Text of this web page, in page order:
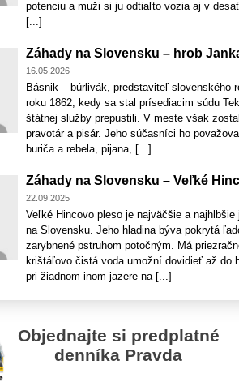
potenciu a muži si ju odtiaľto vozia aj v
[...]
Záhady na Slovensku – hrob
16.05.2026
Básnik – búrlivák, predstaviteľ slovenského
roku 1862, kedy sa stal prísediacim súdu
štátnej služby prepustili. V meste však
pravotár a pisár. Jeho súčasníci ho
buriča a rebela, pijana, [...]
Záhady na Slovensku – Veľké
22.09.2025
Veľké Hincovo pleso je najväčšie a
na Slovensku. Jeho hladina býva pokrytá
zarybnené pstruhom potočným. Má
krištáľovo čistá voda umožní dovidieť až do
pri žiadnom inom jazere na [...]
Objednajte si predplatné
denníka Pravda